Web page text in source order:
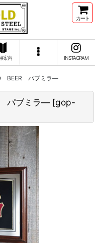
カート
案内 INSTAGRAM
BEER パブミラ―
パブミラ― [gop-